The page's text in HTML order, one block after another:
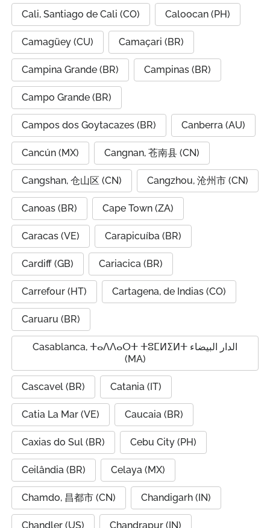
Cali, Santiago de Cali (CO) Caloocan (PH)
Camagüey (CU) Camaçari (BR)
Campina Grande (BR) Campinas (BR)
Campo Grande (BR)
Campos dos Goytacazes (BR) Canberra (AU)
Cancún (MX) Cangnan, 苍南县 (CN)
Cangshan, 仓山区 (CN) Cangzhou, 沧州市 (CN)
Canoas (BR) Cape Town (ZA)
Caracas (VE) Carapicuíba (BR)
Cardiff (GB) Cariacica (BR)
Carrefour (HT) Cartagena, de Indias (CO)
Caruaru (BR)
Casablanca, ⵜⴰⴷⴷⴰⵔⵜ ⵜⵓⵎⵍⵉⵍⵜ الدار البيضاء
(MA)
Cascavel (BR) Catania (IT)
Catia La Mar (VE) Caucaia (BR)
Caxias do Sul (BR) Cebu City (PH)
Ceilândia (BR) Celaya (MX)
Chamdo, 昌都市 (CN) Chandigarh (IN)
Chandler (US) Chandrapur (IN)